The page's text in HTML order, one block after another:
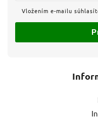
Vložením e-mailu